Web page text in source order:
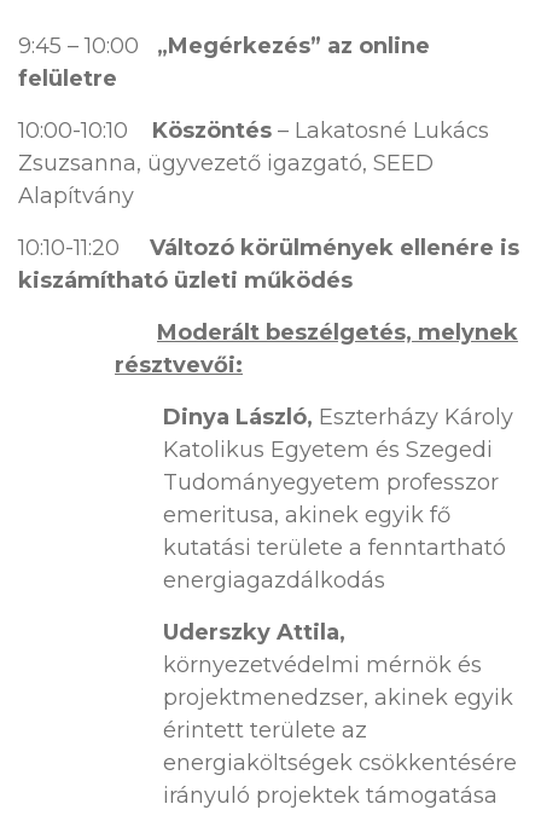
9:45 – 10:00 „Megérkezés” az online
felületre
10:00-10:10 Köszöntés – Lakatosné Lukács
Zsuzsanna, ügyvezető igazgató, SEED
Alapítvány
10:10-11:20 Változó körülmények ellenére is
kiszámítható üzleti működés
Moderált beszélgetés, melynek
résztvevői:
Dinya László, Eszterházy Károly
Katolikus Egyetem és Szegedi
Tudományegyetem professzor
emeritusa, akinek egyik fő
kutatási területe a fenntartható
energiagazdálkodás
Uderszky Attila,
környezetvédelmi mérnök és
projektmenedzser, akinek egyik
érintett területe az
energiaköltségek csökkentésére
irányuló projektek támogatása